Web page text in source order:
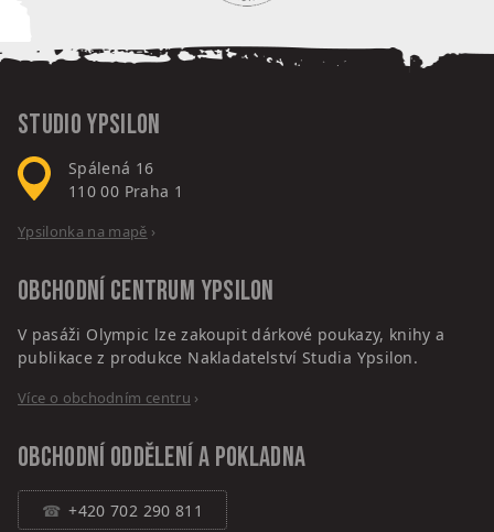
Studio Ypsilon
Spálená 16
110 00 Praha 1
Ypsilonka na mapě ›
Obchodní centrum Ypsilon
V pasáži Olympic lze zakoupit dárkové poukazy, knihy a
publikace z produkce Nakladatelství Studia Ypsilon.
Více o obchodním centru ›
Obchodní oddělení a pokladna
+420 702 290 811